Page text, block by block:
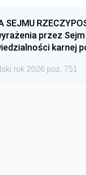
SEJMU
przez
karnej
rok 2026 poz. 751